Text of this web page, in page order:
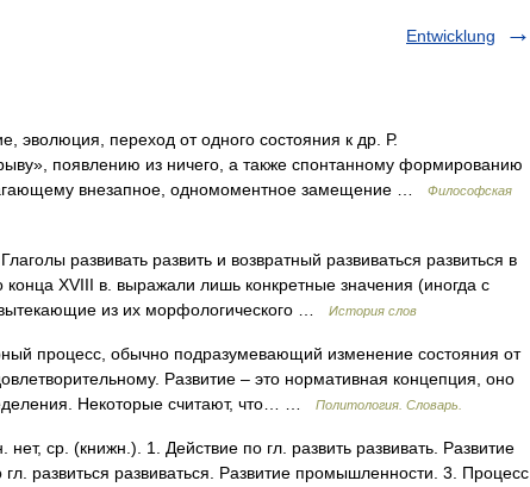
Entwicklung
эволюция, переход от одного состояния к др. Р.
появлению из ничего, а также спонтанному формированию
внезапное, одномоментное замещение …
Философская
развивать развить и возвратный развиваться развиться в
XVIII в. выражали лишь конкретные значения (иногда с
из их морфологического …
История слов
процесс, обычно подразумевающий изменение состояния от
Развитие – это нормативная концепция, оно
Некоторые считают, что… …
Политология. Словарь.
ср. (книжн.). 1. Действие по гл. развить развивать. Развитие
развиться развиваться. Развитие промышленности. 3. Процесс